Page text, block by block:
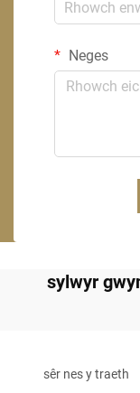
Neges
sylwyr
sêr nes y traeth